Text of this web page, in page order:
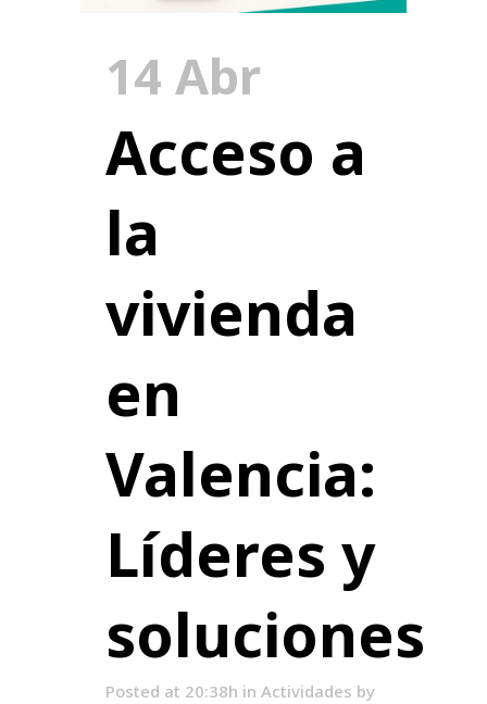
14 Abr
Acceso a
la
vivienda
en
Valencia:
Líderes y
soluciones
Posted at 20:38h in Actividades by